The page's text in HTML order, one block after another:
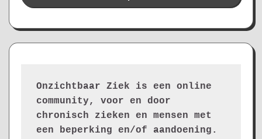
Onzichtbaar Ziek is een online
community, voor en door
chronisch zieken en mensen met
een beperking en/of aandoening.